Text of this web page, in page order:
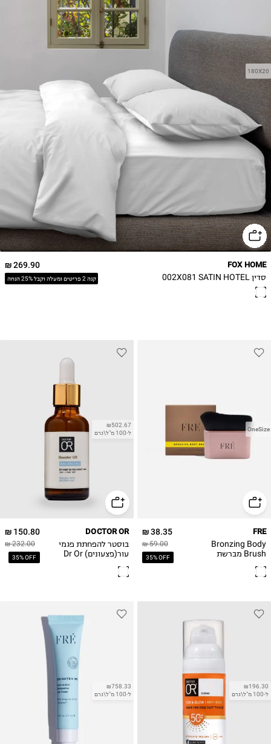
180X20
269.90 ₪
קנה 2 פריטים ומעלה וקבל 25% הנחה
FOX HOME
סדין 002X081 SATIN HOTEL
OneSize
38.35 ₪
59.00 ₪
35% OFF
FRE
Bronzing Body
Brush מברשת
₪502.67
ל-100 מ"ל\גרם
150.80 ₪
232.00 ₪
35% OFF
DOCTOR OR
בוסטר להפחתת פגמי
עור(פצעונים) Dr Or
₪196.30
ל-100 מ"ל\גרם
₪758.33
ל-100 מ"ל\גרם